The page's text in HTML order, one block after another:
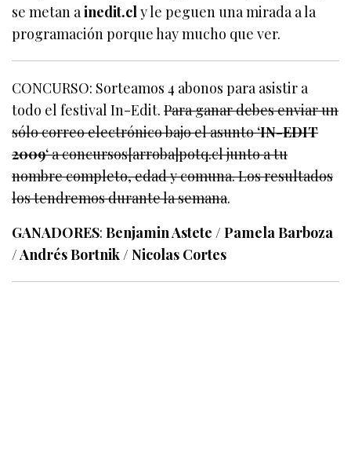
se metan ainedit.cly le peguen una mirada a la
programación porque hay mucho que ver.
CONCURSO: Sorteamos 4 abonos para asistir a
todo el festival In-Edit.Para ganar debes enviar un
sólo correo electrónico bajo el asunto ‘IN-EDIT
2009‘ a concursos[arroba]potq.cl junto a tu
nombre completo, edad y comuna. Los resultados
los tendremos durante la semana.
GANADORES:Benjamin Astete / Pamela Barboza
/ Andrés Bortnik / Nicolas Cortes